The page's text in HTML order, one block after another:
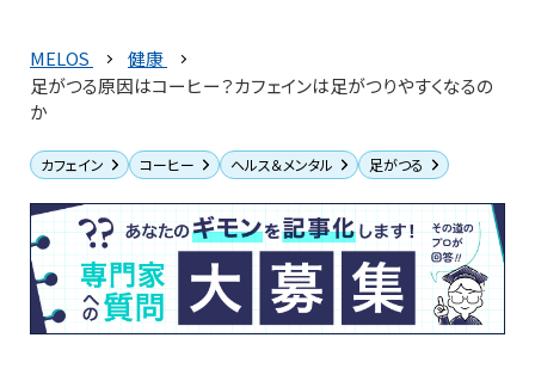
MELOS
健康
足がつる原因はコーヒー？カフェインは足がつりやすくなるの
か
カフェイン コーヒー ヘルス＆メンタル 足がつる